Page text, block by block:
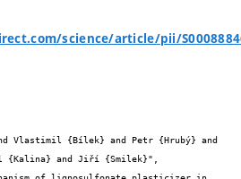
science/article/pii/
{Kalina} and Jiří {Smilek}",